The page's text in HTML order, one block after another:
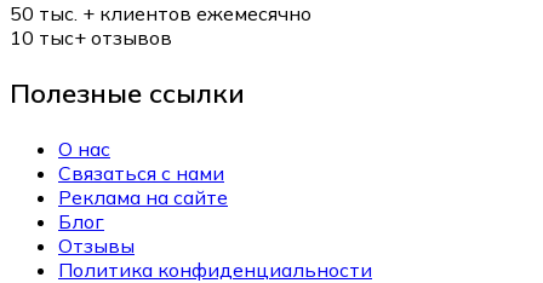
50 тыс. + клиентов ежемесячно
10 тыс+ отзывов
Полезные ссылки
О нас
Связаться с нами
Реклама на сайте
Блог
Отзывы
Политика конфиденциальности